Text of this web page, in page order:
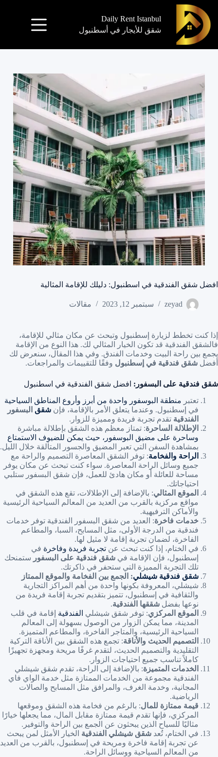
Daily Rent Istanbul
شقق للأيجار في أسطنبول
افضل شقق الفندقية في اسطنبول: دليلك للإقامة المثالية
zeyad سبتمبر 12, 2023 مقالات
إذا كنت تخطط لزيارة إسطنبول وتبحث عن مكان مثالي للإقامة،
فالشقق الفندقية قد تكون الخيار المثالي لك. هذا النوع من الإقامة
يجمع بين راحة البيت وخدمات الفندق. وفي هذا المقال، سنعرض لك
أفضل شقق فندقية في إسطنبول وفقًا للتقييمات والمراجعات.
شقق فندقية على البسفور: افضل شقق الفندقية في اسطنبول
تعتبر منطقة البوسفور واحدة من أبرز وأروع المناطق السياحية
في إسطنبول. وعندما يتعلق الأمر بالإقامة، فإن شقق البسفور
الفندقية تقدم تجربة فريدة ومميزة للزوار.
الإطلالة الساحرة: تمتاز معظم هذه الشقق بإطلالة مباشرة
وساحرة على مضيق البوسفور، حيث يمكن للضيوف الاستمتاع
بمشاهدة السفن التي تعبر المضيق والجسور المتألقة خلال الليل.
الراحة والفخامة: توفر الشقق المعاصرة التصميم والراحة مع
جميع وسائل الراحة المعاصرة. سواء كنت تبحث عن مكان يوفر
مساحة للعائلة أو مكان هادئ للعمل، فإن شقق البسفور ستلبي
احتياجاتك.
الموقع المثالي: بالإضافة إلى الإطلالات، تقع هذه الشقق في
مواقع مركزية بالقرب من العديد من المعالم السياحية الرئيسية
والأماكن الترفيهية.
خدمات فاخرة: العديد من شقق البسفور الفندقية توفر خدمات
فندقية من الدرجة الأولى، مثل المسابح، السبا، والمطاعم
الفاخرة، لضمان تجربة إقامة لا مثيل لها.
في الختام، إذا كنت تبحث عن تجربة فريدة وفاخرة في
إسطنبول، فإن الإقامة في شقق فندقية على البسفور ستمنحك
تلك التجربة المميزة التي ستحفر في ذاكرتك.
شقق فندقية شيشلي: الجمع بين الفخامة والموقع الممتاز
شيشلي، المعروفة بكونها واحدة من أهم المراكز التجارية
والثقافية في إسطنبول، تتميز بتقديم تجربة إقامة فريدة من
نوعها بفضل شققها الفندقية.
الموقع المركزي: توفر شقق شيشلي الفندقية إقامة في قلب
المدينة، مما يمكن الزوار من الوصول بسهولة إلى المعالم
السياحية الرئيسية، والمتاجر الفاخرة، والمطاعم المتميزة.
التصميم الحديث والأناقة: تجمع هذه الشقق بين الأناقة التركية
التقليدية والتصميم الحديث، لتقدم غرفًا مريحة ومجهزة تجهيزًا
كاملاً تناسب جميع احتياجات الزوار.
الخدمات المتميزة: بالإضافة إلى الراحة، تقدم شقق شيشلي
الفندقية مجموعة من الخدمات الممتازة مثل خدمة الواي فاي
المجانية، وخدمة الغرف، والمرافق مثل المسابح والصالات
الرياضية.
قيمة ممتازة للمال: بالرغم من فخامة هذه الشقق وموقعها
المركزي، فإنها تقدم قيمة ممتازة مقابل المال، مما يجعلها خيارًا
مثاليًا للسياح الذين يبحثون عن الجمع بين الراحة والتوفير.
في الختام، تُعد شقق شيشلي الفندقية الخيار الأمثل لمن يبحث
عن تجربة إقامة فاخرة ومريحة في إسطنبول، بالقرب من العديد
من المعالم السياحية ووسائل الراحة.